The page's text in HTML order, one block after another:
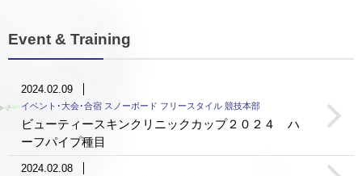
Event & Training
2024.02.09
イベント･大会･合宿 スノーボード フリースタイル 競技本部
ビューティースキンクリニックカップ２０２４ ハ
ーフパイプ種目
2024.02.08